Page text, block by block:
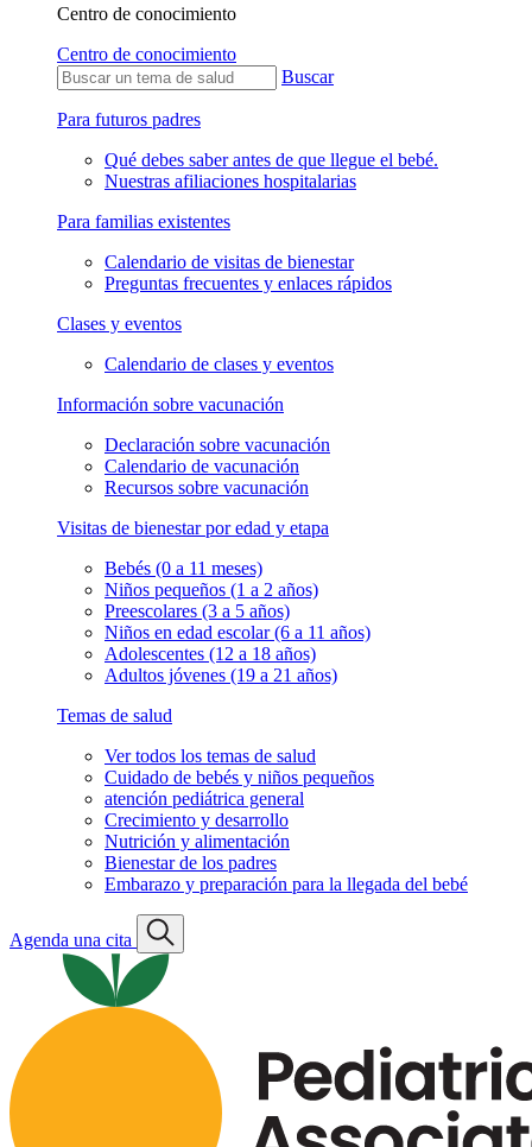
Centro de conocimiento
Centro de conocimiento
Buscar
Para futuros padres
Qué debes saber antes de que llegue el bebé.
Nuestras afiliaciones hospitalarias
Para familias existentes
Calendario de visitas de bienestar
Preguntas frecuentes y enlaces rápidos
Clases y eventos
Calendario de clases y eventos
Información sobre vacunación
Declaración sobre vacunación
Calendario de vacunación
Recursos sobre vacunación
Visitas de bienestar por edad y etapa
Bebés (0 a 11 meses)
Niños pequeños (1 a 2 años)
Preescolares (3 a 5 años)
Niños en edad escolar (6 a 11 años)
Adolescentes (12 a 18 años)
Adultos jóvenes (19 a 21 años)
Temas de salud
Ver todos los temas de salud
Cuidado de bebés y niños pequeños
atención pediátrica general
Crecimiento y desarrollo
Nutrición y alimentación
Bienestar de los padres
Embarazo y preparación para la llegada del bebé
Agenda una cita